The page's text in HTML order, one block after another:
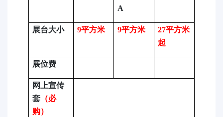
A
展台大小 9平方米 9平方米 27平方米
起
展位费
网上宣传
套（必
购）